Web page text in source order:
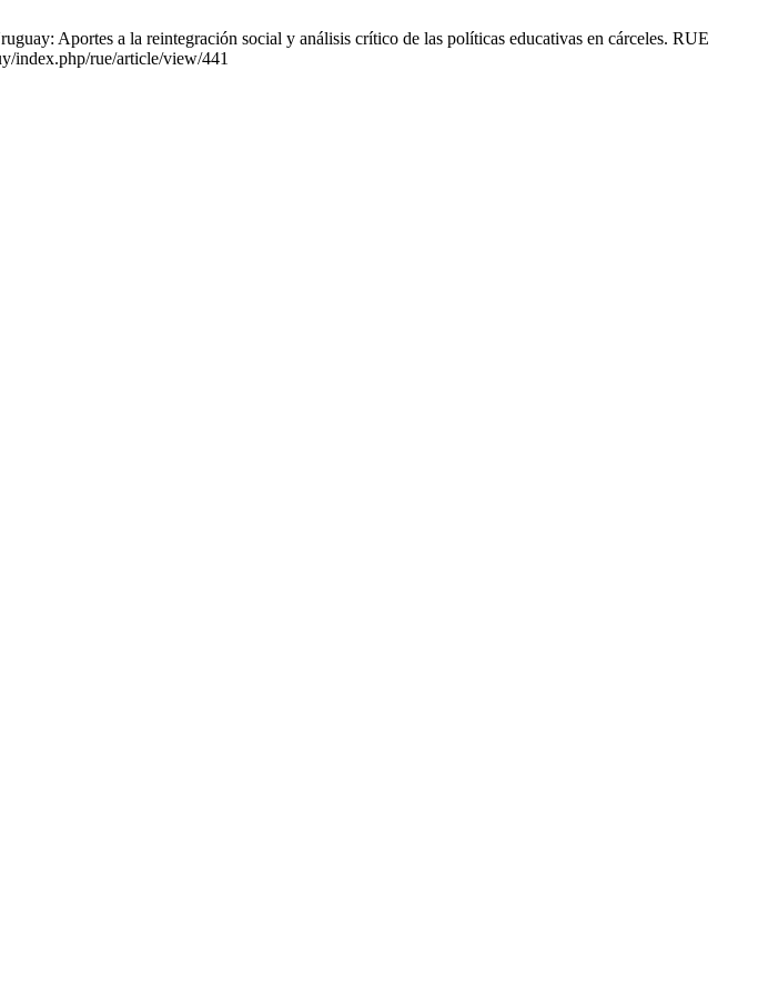
Aportes a la reintegración social y análisis crítico de las políticas educativas en cárceles. RUE
index.php/rue/article/view/441